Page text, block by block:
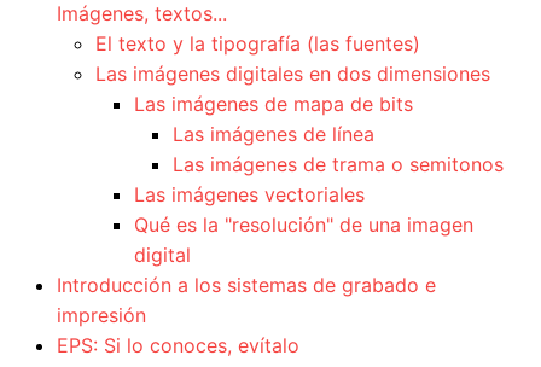
Imágenes, textos...
El texto y la tipografía (las fuentes)
Las imágenes digitales en dos dimensiones
Las imágenes de mapa de bits
Las imágenes de línea
Las imágenes de trama o semitonos
Las imágenes vectoriales
Qué es la "resolución" de una imagen
digital
Introducción a los sistemas de grabado e
impresión
EPS: Si lo conoces, evítalo